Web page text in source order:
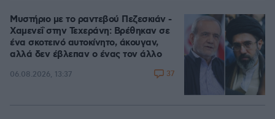
Μυστήριο με το ραντεβού Πεζεσκιάν -
Χαμενεΐ στην Τεχεράνη: Βρέθηκαν σε
ένα σκοτεινό αυτοκίνητο, άκουγαν,
αλλά δεν έβλεπαν ο ένας τον άλλο
06.08.2026, 13:37 37